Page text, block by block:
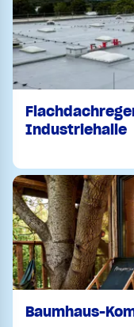
Industriehalle
Baumhaus-